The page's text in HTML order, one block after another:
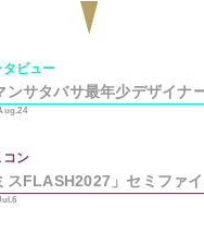
タビュー
ンサタバサ最年少デザイナ
コン
スFLASH2027」セミファ